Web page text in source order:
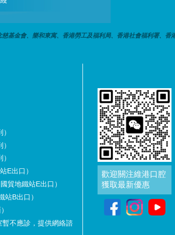
基金會、樂和東寓、香港勞工及福利局、香港社會福利署、香
E出口）
貿地鐵站E出口）
B出口）
不應診，提供網絡諮
歡迎關注維港口腔
獲取最新優惠